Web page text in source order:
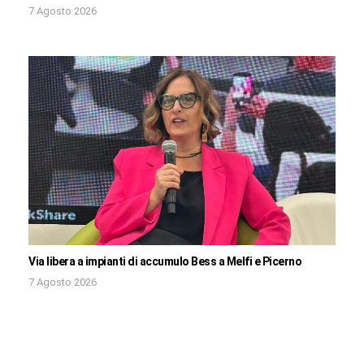
7 Agosto 2026
Via libera a impianti di accumulo Bess a Melfi e Picerno
7 Agosto 2026